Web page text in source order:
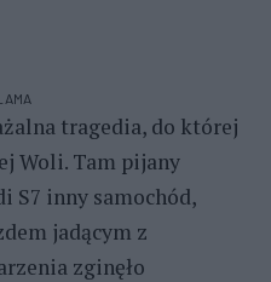
tragedia, do której
Woli. Tam pijany
S7 inny samochód,
jadącym z
zginęło